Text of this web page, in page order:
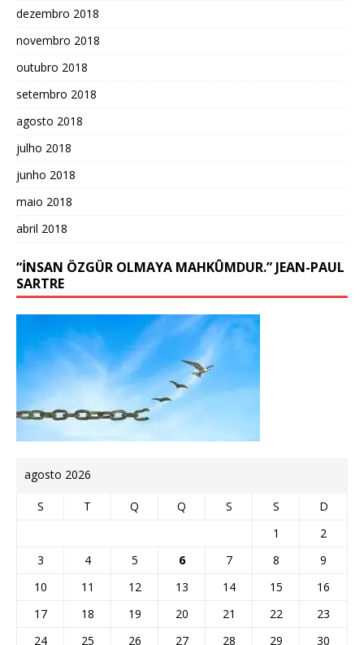
dezembro 2018
novembro 2018
outubro 2018
setembro 2018
agosto 2018
julho 2018
junho 2018
maio 2018
abril 2018
“İNSAN ÖZGÜR OLMAYA MAHKÛMDUR.” JEAN-PAUL
SARTRE
agosto 2026
S T Q Q S S
D
1
2
3
4 5 6 7 8
9
10
11 12 13 14 15
16
17
18 19 20 21 22
23
24
25 26 27 28 29 30